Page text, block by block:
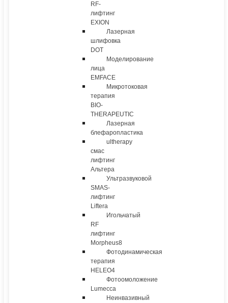
RF-
лифтинг
EXION
Лазерная
шлифовка
DOT
Моделирование
лица
EMFACE
Микротоковая
терапия
BIO-
THERAPEUTIC
Лазерная
блефаропластика
ultherapy
смас
лифтинг
Альтера
Ультразвуковой
SMAS-
лифтинг
Liftera
Игольчатый
RF
лифтинг
Morpheus8
Фотодинамическая
терапия
HELEO4
Фотоомоложение
Lumecca
Неинвазивный